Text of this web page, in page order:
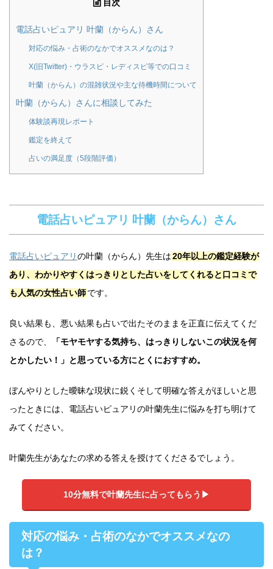
目次
電話占いピュアリ 叶蘭（からん）さん
対応の悩み・占術のなかでオススメなのは？
X(旧Twitter)・ウラスピ・レディスピ等での口コミ
叶蘭（からん）の混雑状況や主な待機時間について
叶蘭（からん）さんに相談してみた
体験談再現レポート
鑑定を終えて
占いの満足度（5段階評価）
電話占いピュアリ 叶蘭（からん）さん
電話占いピュアリの叶蘭（からん）先生は20年以上の鑑定経験が
あり、わかりやすくはっきりとした占いをしてくれると口コミで
も人気の女性占い師です。
良い結果も、悪い結果も占いで出たそのままを正直に伝えてくだ
さるので、
「モヤモヤする気持ち、はっきりしないこの状況を何
とかしたい！」と思っている方にとくにおすすめ。
ぼんやりとした曖昧な現状に鋭くそして明確な答えがほしいと思
ったときには、電話占いピュアリの叶蘭先生に悩みを打ち明けて
みてください。
叶蘭先生があなたの求める答えを授けてくださるでしょう。
10分無料で叶蘭先生に占ってもらう▶
対応の悩み・占術のなかでオススメなの
は？